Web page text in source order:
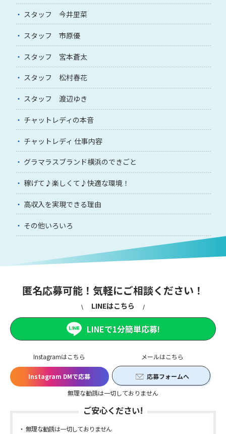
スタッフ 今井里菜
スタッフ 市原優
スタッフ 宮本蒼太
スタッフ 松村春花
スタッフ 渡辺ゆき
チャットレディの本音
チャットレディ 仕事内容
グラマラスブランド横浜のできごと
稼げて♪楽しくて♪快適な環境！
高収入を実現できる理由
その他いろいろ
匿名応募可能！気軽にご相談ください！
Instagramはこちら
Instagram DMで応募
メールはこちら
応募フォームへ
無理な勧誘は一切しておりません
LINEはこちら
LINEで1分簡単応募!
ご安心ください!
無理な勧誘は一切しておりません